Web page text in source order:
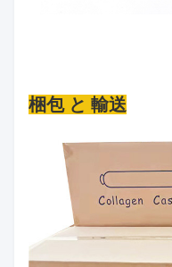
梱包 と 輸送